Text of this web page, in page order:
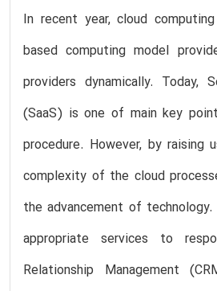
In recent year, cloud
based computing model
providers dynamically. Today,
(SaaS) is one of main key
procedure. However, by raising
complexity of the cloud
the advancement of
appropriate services to
Relationship Management